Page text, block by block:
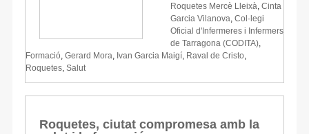
Roquetes Mercè Lleixà Cinta
Garcia Vilanova Col·legi
Oficial d'Infermeres i Infermers
de Tarragona (CODITA)
Formació Gerard Mora Ivan Garcia Maigí Raval de Cristo
Roquetes Salut
Roquetes, ciutat compromesa amb la